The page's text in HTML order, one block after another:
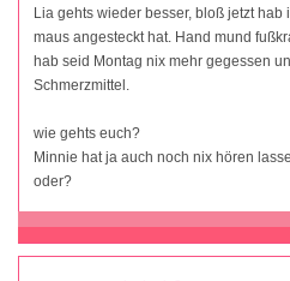
Lia gehts wieder besser, bloß jetzt
maus angesteckt hat. Hand mund
hab seid Montag nix mehr gegessen
Schmerzmittel.
wie gehts euch?
Minnie hat ja auch noch nix hören
oder?